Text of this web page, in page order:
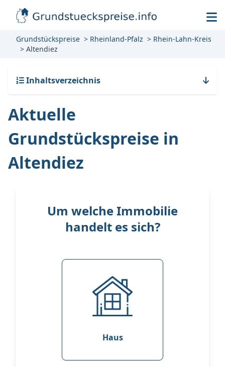
Grundstückspreise Rheinland-Pfalz
Rhein-Lahn-Kreis
Altendiez
Inhaltsverzeichnis
Aktuelle
Grundstückspreise in
Altendiez
Um welche Immobilie
handelt es sich?
Haus